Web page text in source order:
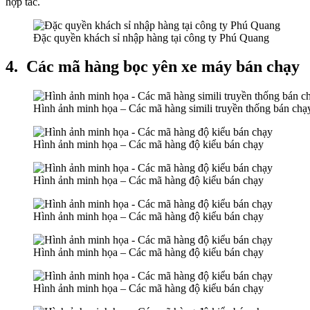
Đặc quyền khách sỉ nhập hàng tại công ty Phú Quang
4. Các mã hàng bọc yên xe máy bán chạy
Hình ảnh minh họa – Các mã hàng simili truyền thống bán
Hình ảnh minh họa – Các mã hàng độ kiểu bán chạy
Hình ảnh minh họa – Các mã hàng độ kiểu bán chạy
Hình ảnh minh họa – Các mã hàng độ kiểu bán chạy
Hình ảnh minh họa – Các mã hàng độ kiểu bán chạy
Hình ảnh minh họa – Các mã hàng độ kiểu bán chạy